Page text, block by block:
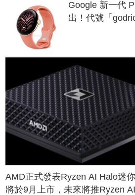
Google 新一代
出！代號「
AMD正式發表Ryzen AI Halo迷
將於9月上市，未來將推Ryzen